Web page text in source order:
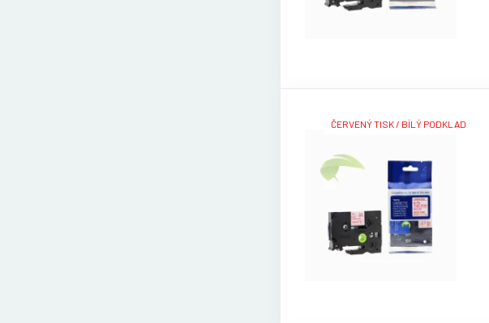
ČERVENÝ TISK / BÍLÝ PODKLAD